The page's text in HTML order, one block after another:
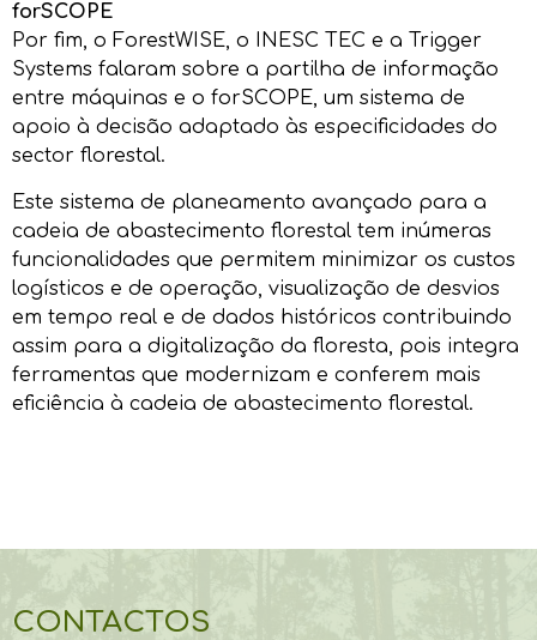
forSCOPE
Por fim, o ForestWISE, o INESC TEC e a Trigger
Systems falaram sobre a partilha de informação
entre máquinas e o forSCOPE, um sistema de
apoio à decisão adaptado às especificidades do
sector florestal.
Este sistema de planeamento avançado para a
cadeia de abastecimento florestal tem inúmeras
funcionalidades que permitem minimizar os custos
logísticos e de operação, visualização de desvios
em tempo real e de dados históricos contribuindo
assim para a digitalização da floresta, pois integra
ferramentas que modernizam e conferem mais
eficiência à cadeia de abastecimento florestal.
CONTACTOS